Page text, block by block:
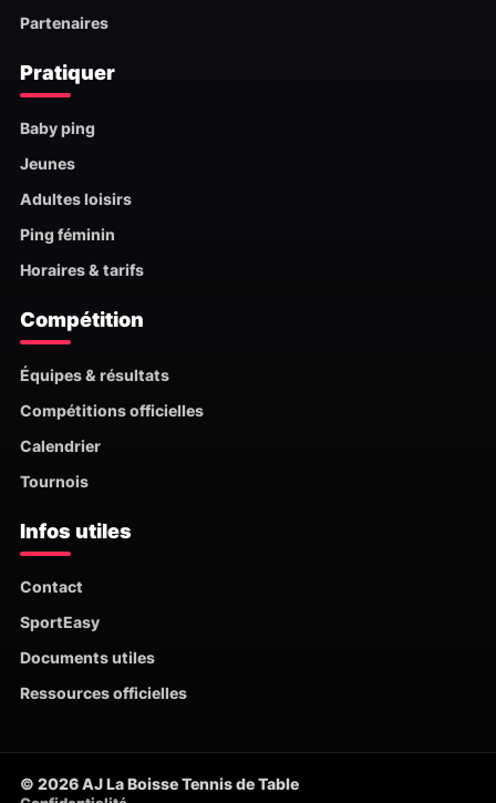
Partenaires
Pratiquer
Baby ping
Jeunes
Adultes loisirs
Ping féminin
Horaires & tarifs
Compétition
Équipes & résultats
Compétitions officielles
Calendrier
Tournois
Infos utiles
Contact
SportEasy
Documents utiles
Ressources officielles
© 2026 AJ La Boisse Tennis de Table